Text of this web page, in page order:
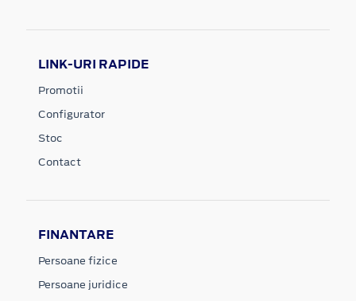
LINK-URI RAPIDE
Promotii
Configurator
Stoc
Contact
FINANTARE
Persoane fizice
Persoane juridice